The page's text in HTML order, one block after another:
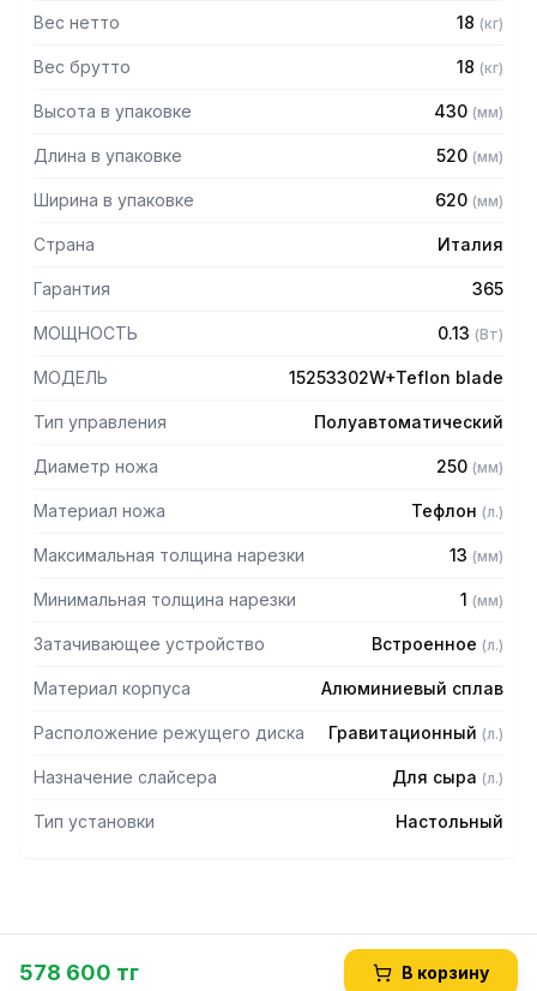
— Вентилируемый двигатель
— Нижний кожух
— Увеличенное расстояние между лезвием и мотором
— Каретка на самосмазывающихся втулках и притертых
штифтах
— Герметично зарытый ременный шкив
— Рукоятки из пластика
— Загрузочный лоток 230x240 мм
Вес нетто 18 (кг)
Вес брутто 18 (кг)
Высота в упаковке 430 (мм)
Длина в упаковке 520 (мм)
Ширина в упаковке 620 (мм)
Страна Италия
Гарантия 365
МОЩНОСТЬ 0.13 (Вт)
МОДЕЛЬ 15253302W+Teflon blade
Тип управления Полуавтоматический
Диаметр ножа 250 (мм)
Материал ножа Тефлон (л.)
Максимальная толщина нарезки 13 (мм)
Минимальная толщина нарезки 1 (мм)
Затачивающее устройство Встроенное (л.)
Материал корпуса Алюминиевый сплав
Расположение режущего диска Гравитационный (л.)
Назначение слайсера Для сыра (л.)
Тип установки Настольный
578 600 тг В корзину